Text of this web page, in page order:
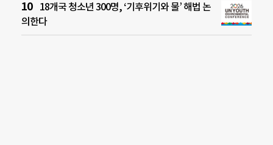
18개국 청소년 300명, ‘기후위기와 물’ 해법 논
의한다